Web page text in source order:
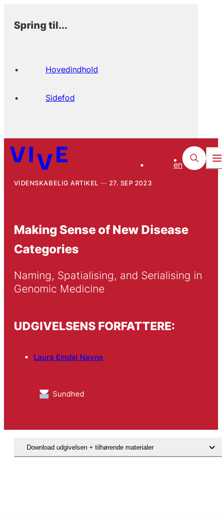
Spring til...
Hovedindhold
Sidefod
en
VIDENSKABELIG ARTIKEL 27. SEP 2023
Making Sense of New Disease
Categories
Naming, Spatialising, and Serialising in
Genomic Medicine
UDGIVELSENS FORFATTERE:
Laura Emdal Navne
Sundhed
Download udgivelsen + tilhørende materialer